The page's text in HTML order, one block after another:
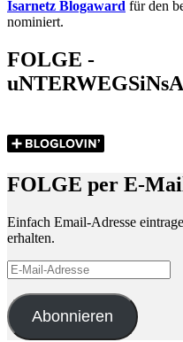
Isarnetz Blogaward für den
nominiert.
FOLGE -
FOLGE per E-
Einfach Email-Adresse
erhalten.
E-
Mail-
Adresse
Abonnieren